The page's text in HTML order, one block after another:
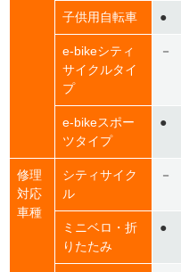
子供用自転車 ●
e-bikeシティ
サイクルタイ
プ
－
e-bikeスポー
ツタイプ
●
修理
対応
車種
シティサイク
ル
－
ミニベロ・折
りたたみ
●